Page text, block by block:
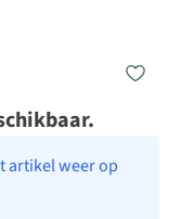
artikel weer op